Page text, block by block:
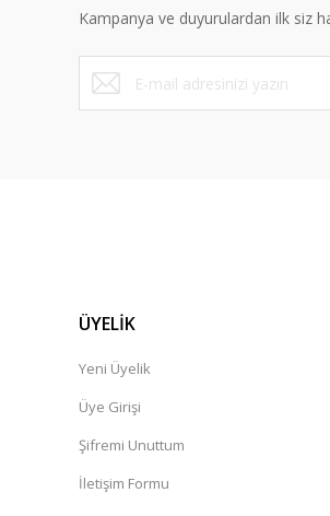
Kampanya ve duyurulardan ilk siz
ÜYELİK
Yeni Üyelik
Üye Girişi
Şifremi Unuttum
İletişim Formu